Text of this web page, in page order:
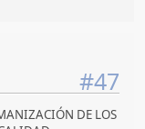
#47
DE LOS